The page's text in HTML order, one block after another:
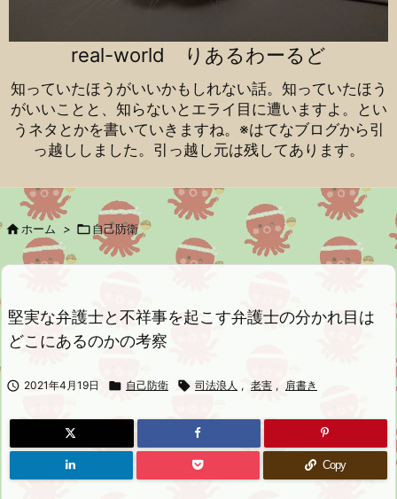
real-world りあるわーるど
知っていたほうがいいかもしれない話。知っていたほう
がいいことと、知らないとエライ目に遭いますよ。とい
うネタとかを書いていきますね。※はてなブログから引
っ越ししました。引っ越し元は残してあります。
ホーム > 自己防衛
堅実な弁護士と不祥事を起こす弁護士の分かれ目は
どこにあるのかの考察
 2021年4月19日  自己防衛  司法浪人 , 老害 , 肩書き
Copy